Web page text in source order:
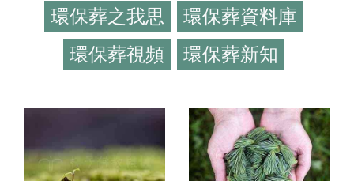
環保葬之我思
環保葬之我思
環保葬資料庫
環保葬資料庫
環保葬視頻 環保葬新知